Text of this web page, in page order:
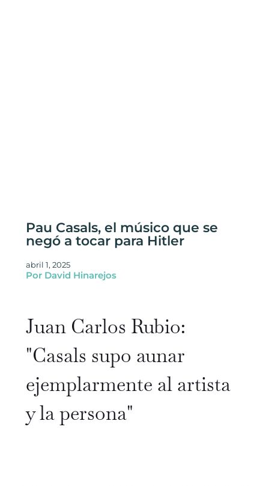
Pau Casals, el músico que se
negó a tocar para Hitler
abril 1, 2025
Por David Hinarejos
Juan Carlos Rubio:
"Casals supo aunar
ejemplarmente al artista
y la persona"